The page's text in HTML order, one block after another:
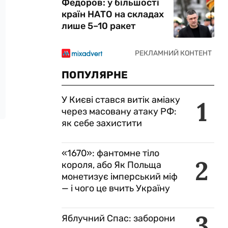
Федоров: у більшості
країн НАТО на складах
лише 5–10 ракет
ПОПУЛЯРНЕ
1
У Києві стався витік аміаку
через масовану атаку РФ:
як себе захистити
2
«1670»: фантомне тіло
короля, або Як Польща
монетизує імперський міф
— і чого це вчить Україну
Яблучний Спас: заборони